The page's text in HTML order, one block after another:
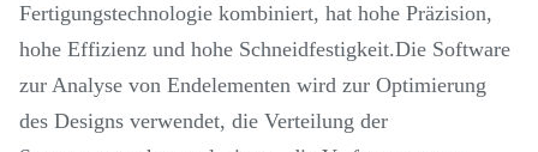
Fertigungstechnologie kombiniert, hat hohe Präzision,
hohe Effizienz und hohe Schneidfestigkeit.Die Software
zur Analyse von Endelementen wird zur Optimierung
des Designs verwendet, die Verteilung der